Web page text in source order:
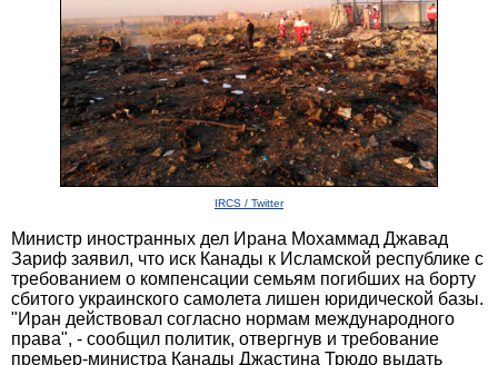
IRCS / Twitter
Министр иностранных дел Ирана Мохаммад Джавад
Зариф заявил, что иск Канады к Исламской республике с
требованием о компенсации семьям погибших на борту
сбитого украинского самолета лишен юридической базы.
"Иран действовал согласно нормам международного
права", - сообщил политик, отвергнув и требование
премьер-министра Канады Джастина Трюдо выдать